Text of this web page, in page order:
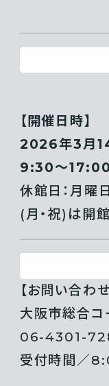
【開催日時】
2026年3月
9:30〜17:00
休館日：月曜
(月・祝)は開館
【お問い合わせ
大阪市総合コ
06-4301-
受付時間／